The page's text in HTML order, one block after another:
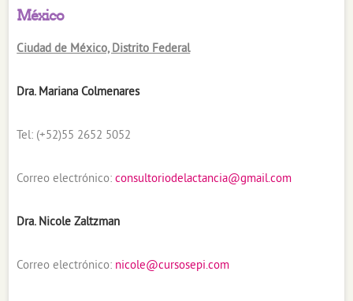
México
Ciudad de México, Distrito Federal
Dra. Mariana Colmenares
Tel: (+52)55 2652 5052
Correo electrónico:consultoriodelactancia@gmail.com
Dra. Nicole Zaltzman
Correo electrónico: nicole@cursosepi.com